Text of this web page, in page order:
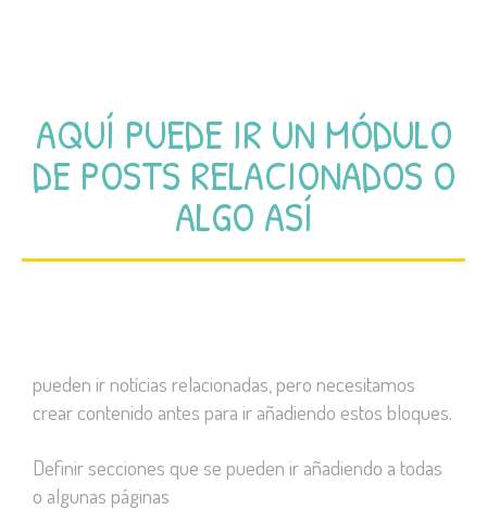
AQUÍ PUEDE IR UN MÓDULO
DE POSTS RELACIONADOS O
ALGO ASÍ
pueden ir notícias relacionadas, pero necesitamos
crear contenido antes para ir añadiendo estos bloques.
Definir secciones que se pueden ir añadiendo a todas
o algunas páginas